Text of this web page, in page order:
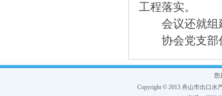
工程落实。
会议还就组建
协会党支部作
您
Copyright © 2013 舟山市出口水